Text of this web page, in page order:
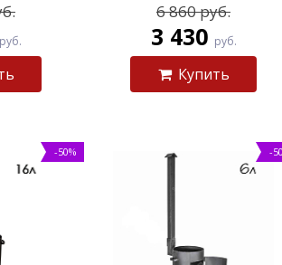
руб.
6 860 руб.
3 430 руб.
Купить
-50% -